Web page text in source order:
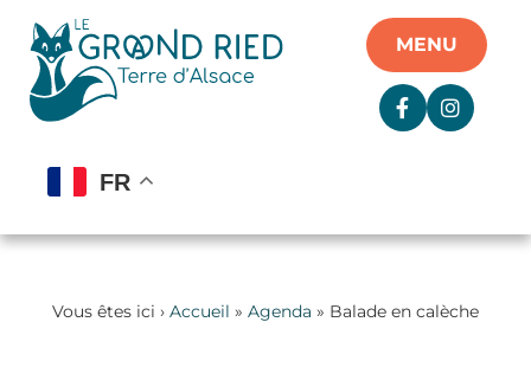
MENU
FR
Vous êtes ici › Accueil » Agenda » Balade en calèche
Panneau de gestion des cookies